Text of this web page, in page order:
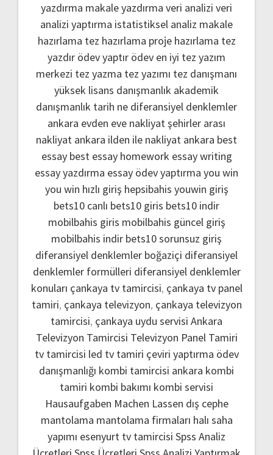
yazdırma makale yazdırma veri analizi veri
analizi yaptırma istatistiksel analiz makale
hazırlama tez hazırlama proje hazırlama tez
yazdır ödev yaptır ödev en iyi tez yazım
merkezi tez yazma tez yazımı tez danışmanı
yüksek lisans danışmanlık akademik
danışmanlık tarih ne diferansiyel denklemler
ankara evden eve nakliyatşehirler arası
nakliyat ankara ilden ile nakliyat ankara best
essay best essay homework essay writing
essay yazdırma essay ödev yaptırma you win
you win hızlı giriş hepsibahis youwin giriş
bets10 canlı bets10 giris bets10 indir
mobilbahis giris mobilbahis güncel giriş
mobilbahis indir bets10 sorunsuz giriş
diferansiyel denklemler boğaziçi diferansiyel
denklemler formülleri diferansiyel denklemler
konuları çankaya tv tamircisi, çankaya tv panel
tamiri, çankaya televizyon, çankaya televizyon
tamircisi, çankaya uydu servisi Ankara
Televizyon Tamircisi Televizyon Panel Tamiri
tv tamircisi led tv tamiri çeviri yaptırma ödev
danışmanlığı kombi tamircisi ankara kombi
tamiri kombi bakımı kombi servisi
Hausaufgaben Machen Lassen dış cephe
mantolama mantolama firmaları halı saha
yapımı esenyurt tv tamircisi Spss Analiz